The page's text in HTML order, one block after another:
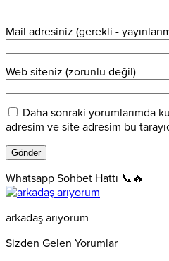
Mail adresiniz (gerekli -
Web siteniz (zorunlu değil)
Daha sonraki yorumlarımda
adresim ve site adresim bu
Whatsapp Sohbet Hattı 📞🔥
arkadaş arıyorum
Sizden Gelen Yorumlar